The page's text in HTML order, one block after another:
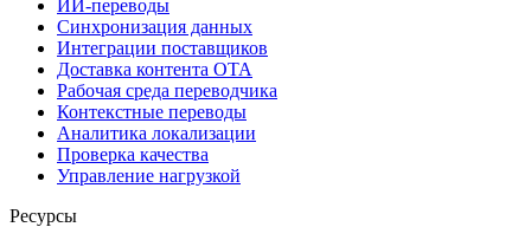
ИИ-переводы
Синхронизация данных
Интеграции поставщиков
Доставка контента OTA
Рабочая среда переводчика
Контекстные переводы
Аналитика локализации
Проверка качества
Управление нагрузкой
Ресурсы